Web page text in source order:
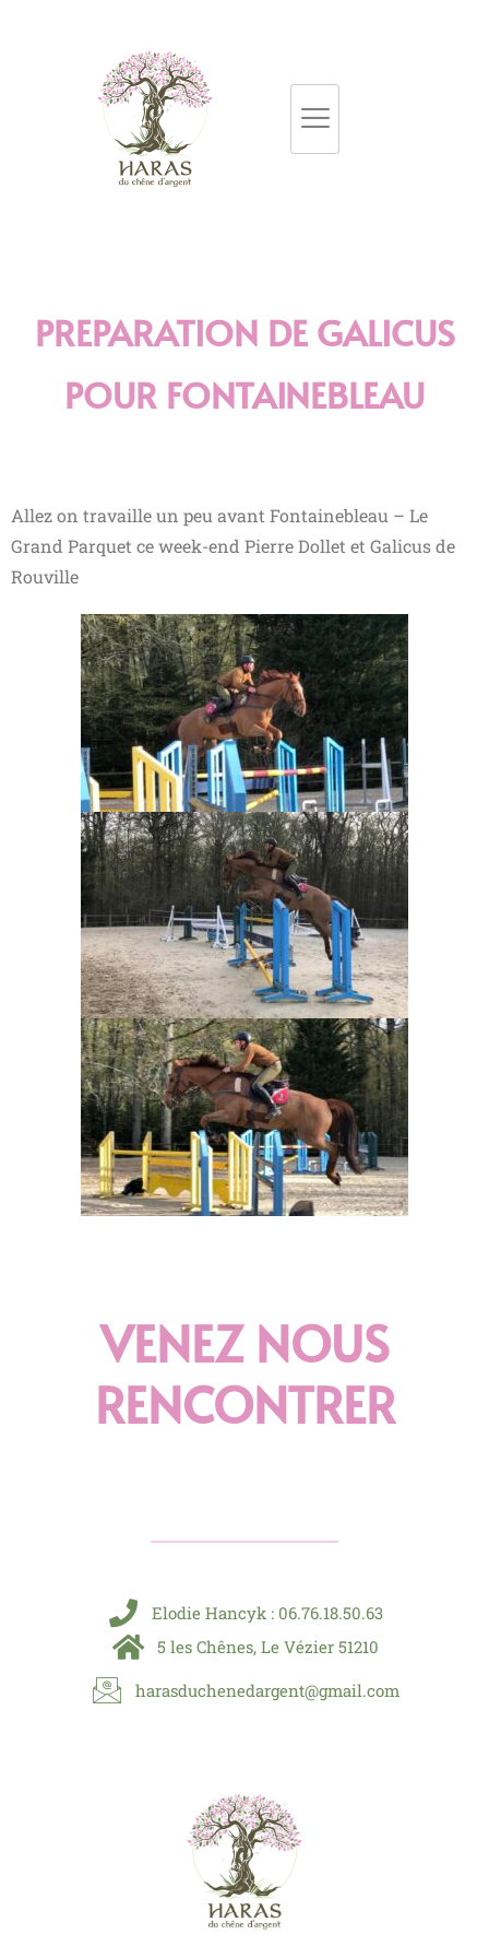
PREPARATION DE GALICUS
POUR FONTAINEBLEAU
Allez on travaille un peu avant Fontainebleau – Le
Grand Parquet ce week-end Pierre Dollet et Galicus de
Rouville
VENEZ NOUS
RENCONTRER
Elodie Hancyk : 06.76.18.50.63
5 les Chênes, Le Vézier 51210
harasduchenedargent@gmail.com